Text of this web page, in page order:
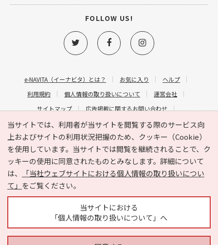
当サイトでは、利用者が当サイトを閲覧する際のサービス向
上およびサイトの利用状況把握のため、クッキー（Cookie）
を使用しています。当サイトでは閲覧を継続されることで、ク
ッキーの使用に同意されたものとみなします。詳細について
は、
「当社ウェブサイトにおける個人情報の取り扱いについ
て」 をご覧ください。
当サイトにおける
「個人情報の取り扱いについて」へ
e-NAVITA（イーナビタ）とは？ お気に入り
ヘルプ
利用規約
個人情報の取り扱いについて
運営会社
サイトマップ
広告掲載に関するお問い合わせ
サイトの内容に関するお問い合わせ
FOLLOW US!
Copyright © HYOJITO.Co.,Ltd. All Rights Reserved.